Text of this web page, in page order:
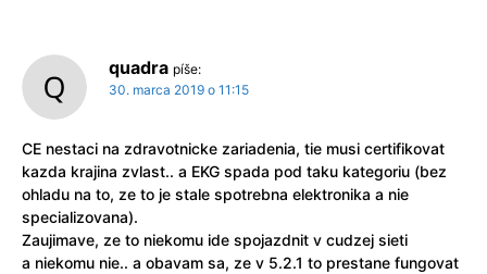
quadra píše:
30. marca 2019 o 11:15
CE nestaci na zdravotnicke zariadenia, tie musi certifikovat
kazda krajina zvlast.. a EKG spada pod taku kategoriu (bez
ohladu na to, ze to je stale spotrebna elektronika a nie
specializovana).
Zaujimave, ze to niekomu ide spojazdnit v cudzej sieti
a niekomu nie.. a obavam sa, ze v 5.2.1 to prestane fungovat